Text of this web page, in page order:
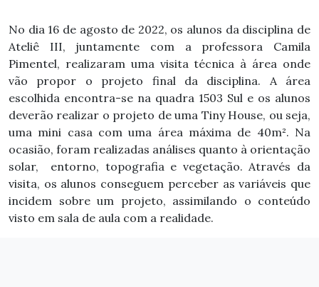
No dia 16 de agosto de 2022, os alunos da disciplina de
Ateliê III, juntamente com a professora Camila
Pimentel, realizaram uma visita técnica à área onde
vão propor o projeto final da disciplina. A área
escolhida encontra-se na quadra 1503 Sul e os alunos
deverão realizar o projeto de uma Tiny House, ou seja,
uma mini casa com uma área máxima de 40m². Na
ocasião, foram realizadas análises quanto à orientação
solar, entorno, topografia e vegetação. Através da
visita, os alunos conseguem perceber as variáveis que
incidem sobre um projeto, assimilando o conteúdo
visto em sala de aula com a realidade.